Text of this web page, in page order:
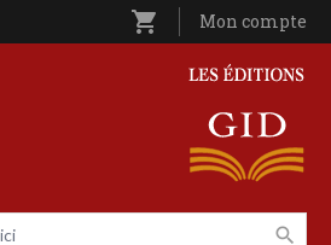
shopping_cart Utilisateur
Mon compte
Les Éditions GID
ici